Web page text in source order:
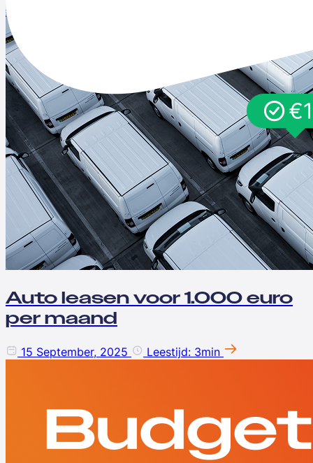
Auto leasen voor 1.000 euro
per maand
15 September, 2025 Leestijd: 3min